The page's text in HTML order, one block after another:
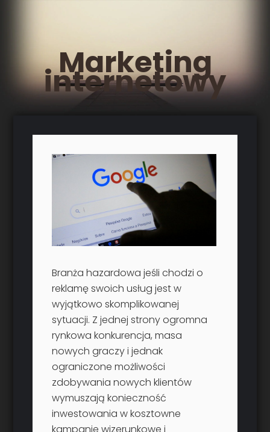
Marketing
internetowy
Branża hazardowa jeśli chodzi o
reklamę swoich usług jest w
wyjątkowo skomplikowanej
sytuacji. Z jednej strony ogromna
rynkowa konkurencja, masa
nowych graczy i jednak
ograniczone możliwości
zdobywania nowych klientów
wymuszają konieczność
inwestowania w kosztowne